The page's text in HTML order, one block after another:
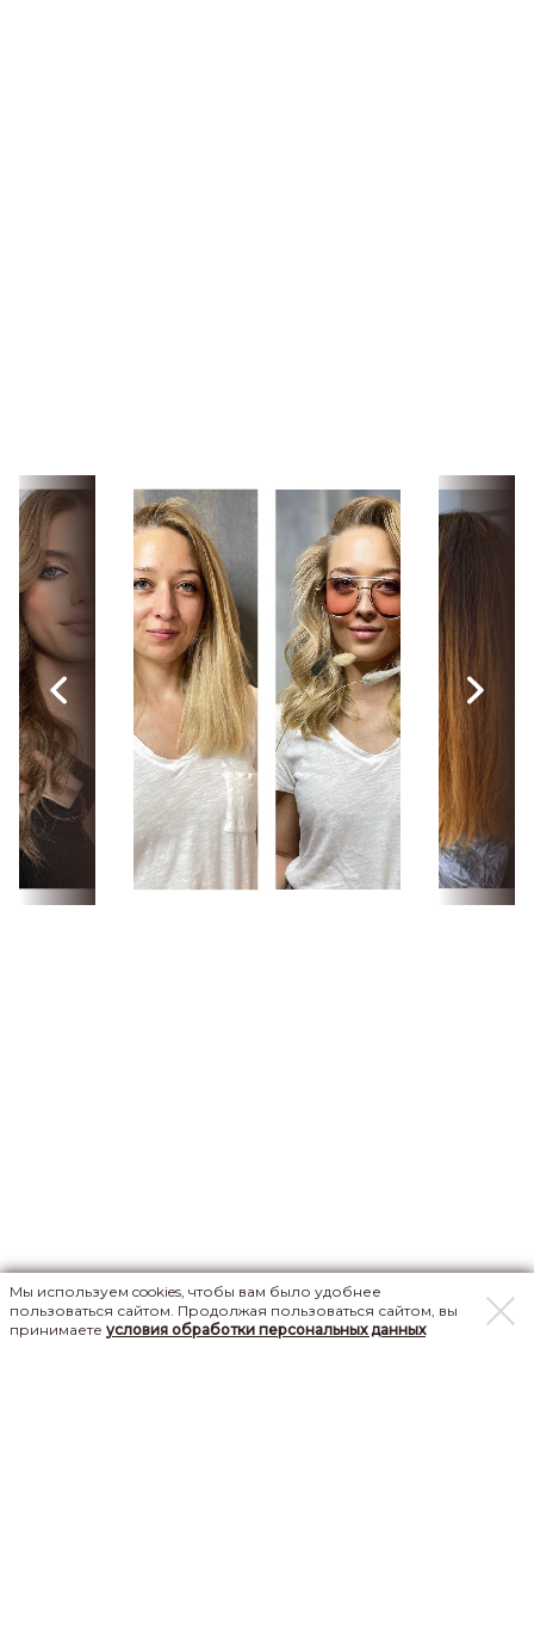
Мы используем cookies, чтобы вам было удобнее
пользоваться сайтом. Продолжая пользоваться сайтом, вы
принимаете условия обработки персональных данных